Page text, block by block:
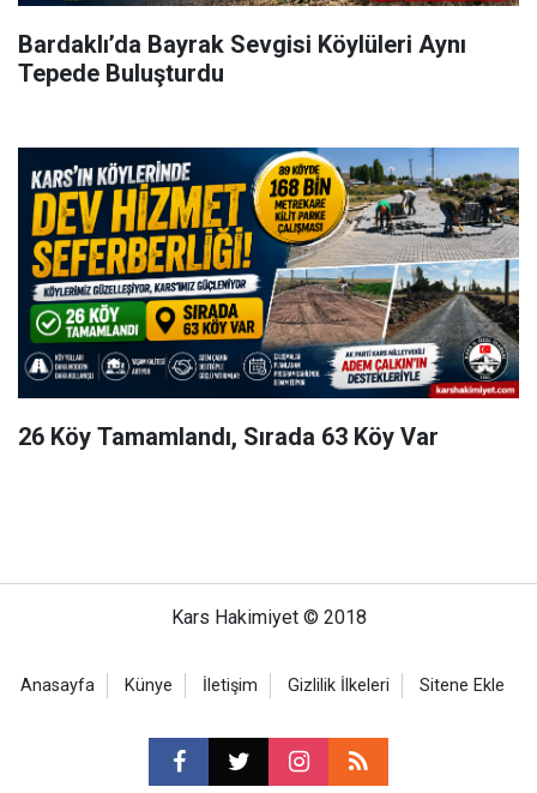
Bardaklı’da Bayrak Sevgisi Köylüleri Aynı
Tepede Buluşturdu
26 Köy Tamamlandı, Sırada 63 Köy Var
Kars Hakimiyet © 2018
Anasayfa Künye İletişim Gizlilik İlkeleri Sitene Ekle